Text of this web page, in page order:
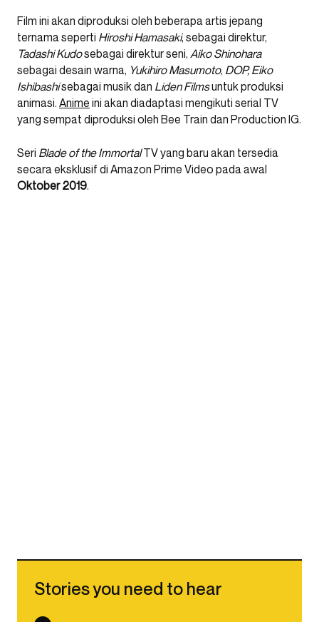
Film ini akan diproduksi oleh beberapa artis jepang
ternama seperti Hiroshi Hamasaki, sebagai direktur,
Tadashi Kudosebagai direktur seni, Aiko Shinohara
sebagai desain warna, Yukihiro Masumoto, DOP, Eiko
Ishibashisebagai musik dan Liden Filmsuntuk produksi
animasi. Anime ini akan diadaptasi mengikuti serial TV
yang sempat diproduksi oleh Bee Train dan Production IG.
Seri Blade of the ImmortalTV yang baru akan tersedia
secara eksklusif di Amazon Prime Video pada awal
Oktober 2019.
Stories you need to hear